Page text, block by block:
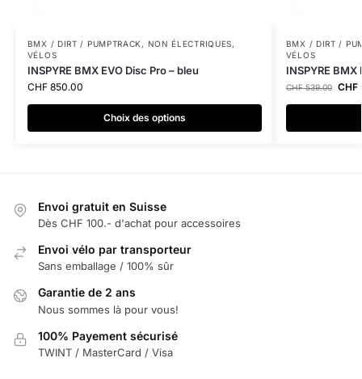
BMX / DIRT / PUMPTRACK , NON ÉLECTRIQUES,
VÉLOS
INSPYRE BMX EVO Disc Pro – bleu
CHF850.00
Choix des options
BMX / DIRT /
VÉLOS
INSPYRE
CHF539.00 CHF
Envoi gratuit en Suisse
Dès CHF 100.- d'achat pour accessoires
Envoi vélo par transporteur
Sans emballage / 100% sûr
Garantie de 2 ans
Nous sommes là pour vous!
100% Payement sécurisé
TWINT / MasterCard / Visa